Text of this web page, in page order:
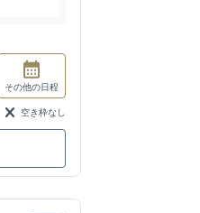
その他の日程
空き枠なし